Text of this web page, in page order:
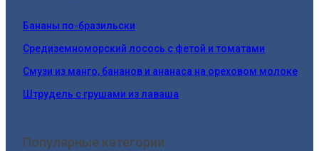
Бананы по-бразильски
Средиземноморский лосось с фетой и томатами
Смузи из манго, бананов и ананаса на ореховом молоке
Штрудель с грушами из лаваша
Популярные категории